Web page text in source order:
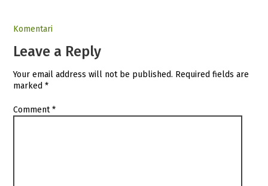
Komentari
Leave a Reply
Your email address will not be published. Required fields are
marked*
Comment*